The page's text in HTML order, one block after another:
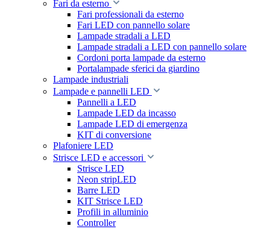
Fari da esterno
Fari professionali da esterno
Fari LED con pannello solare
Lampade stradali a LED
Lampade stradali a LED con pannello solare
Cordoni porta lampade da esterno
Portalampade sferici da giardino
Lampade industriali
Lampade e pannelli LED
Pannelli a LED
Lampade LED da incasso
Lampade LED di emergenza
KIT di conversione
Plafoniere LED
Strisce LED e accessori
Strisce LED
Neon stripLED
Barre LED
KIT Strisce LED
Profili in alluminio
Controller